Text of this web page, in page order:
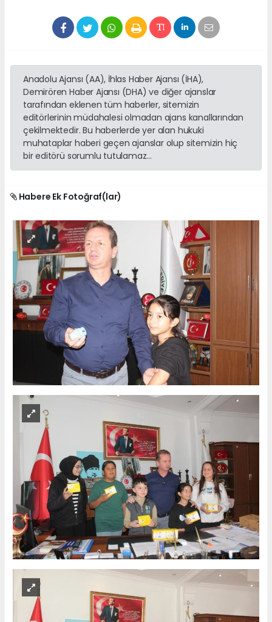
Anadolu Ajansı (AA), İhlas Haber Ajansı (İHA),
Demirören Haber Ajansı (DHA) ve diğer ajanslar
tarafından eklenen tüm haberler, sitemizin
editörlerinin müdahalesi olmadan ajans kanallarından
çekilmektedir. Bu haberlerde yer alan hukuki
muhataplar haberi geçen ajanslar olup sitemizin hiç
bir editörü sorumlu tutulamaz...
Habere Ek Fotoğraf(lar)